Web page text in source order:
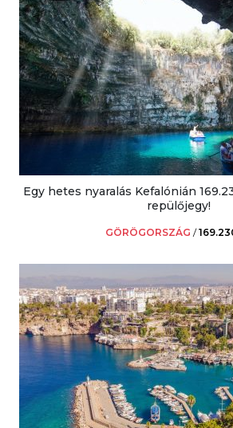
Egy hetes nyaralás Kefalónián
repülőjegy!
GÖRÖGORSZÁG /